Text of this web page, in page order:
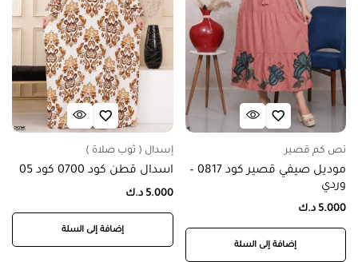
نص كم قصير
موديل صيفي قصير كود 0817 –
وردي
5.000 د.ك
إضافة إلى السلة
إسدال ( ثوب صلاة )
اسدال قطن كود 0700 كود 05
5.000 د.ك
إضافة إلى السلة